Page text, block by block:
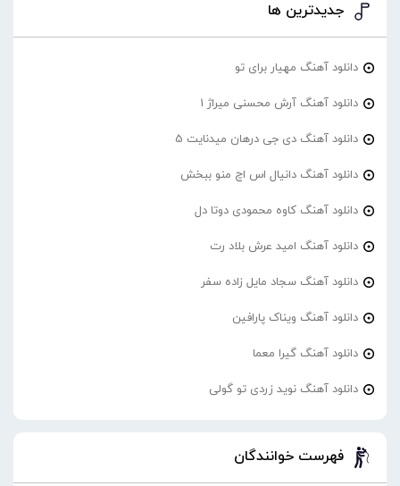
جدیدترین ها
دانلود آهنگ مهیار برای تو
دانلود آهنگ آرش محسنی میراژ 1
دانلود آهنگ دی جی درهان میدنایت 5
دانلود آهنگ دانیال اس اچ منو ببخش
دانلود آهنگ کاوه محمودی دوتا دل
دانلود آهنگ امید عرش بلاد رت
دانلود آهنگ سجاد مایل زاده سفر
دانلود آهنگ ویناک پارافین
دانلود آهنگ گیرا معما
دانلود آهنگ نوید زردی تو گولی
فهرست خوانندگان